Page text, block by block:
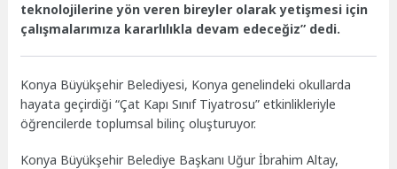
teknolojilerine yön veren bireyler olarak yetişmesi için
çalışmalarımıza kararlılıkla devam edeceğiz” dedi.
Konya Büyükşehir Belediyesi, Konya genelindeki okullarda
hayata geçirdiği “Çat Kapı Sınıf Tiyatrosu” etkinlikleriyle
öğrencilerde toplumsal bilinç oluşturuyor.
Konya Büyükşehir Belediye Başkanı Uğur İbrahim Altay,